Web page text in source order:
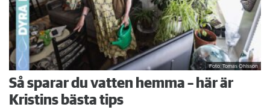
Foto: Tomas Ohlsson
Så sparar du vatten hemma – här är
Kristins bästa tips